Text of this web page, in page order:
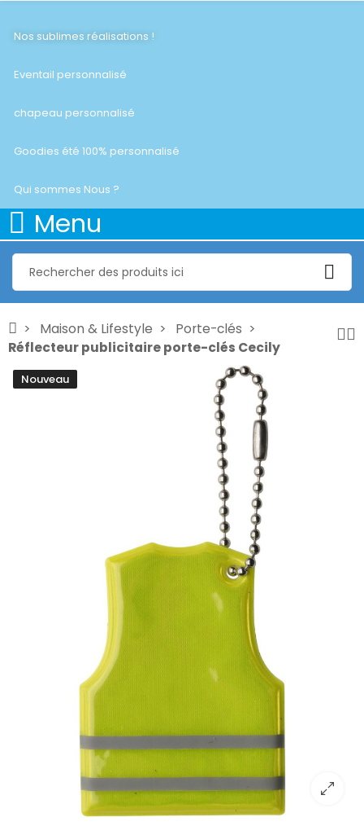
Nos sublimes réalisations !
Eventail personnalisé
chapeau personnalisé
Goodies été 100% personnalisé
Qui sommes Nous ?
Menu
Maison & Lifestyle
Porte-clés
Réflecteur publicitaire porte-clés Cecily
Nouveau